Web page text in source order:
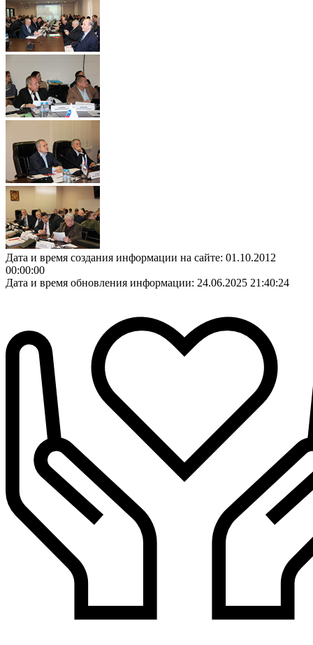
Дата и время создания информации на сайте: 01.10.2012
00:00:00
Дата и время обновления информации: 24.06.2025 21:40:24